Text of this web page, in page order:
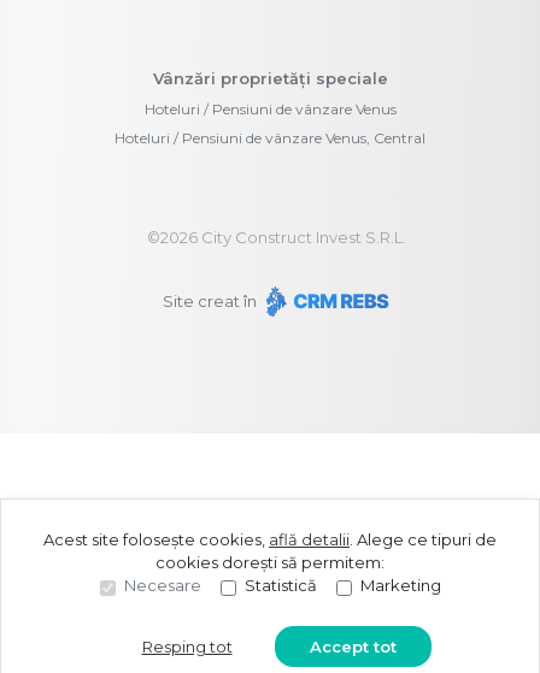
Vânzări proprietăți speciale
Hoteluri / Pensiuni de vânzare Venus
Hoteluri / Pensiuni de vânzare Venus, Central
©2026City Construct Invest S.R.L.
Site creat în
Acest site folosește cookies, află detalii Alege ce tipuri de
cookies dorești să permitem:
Necesare
Statistică Marketing
Resping tot Accept tot